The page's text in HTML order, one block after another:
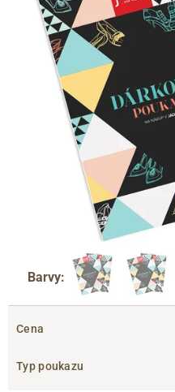
Barvy:
Cena
Typ poukazu